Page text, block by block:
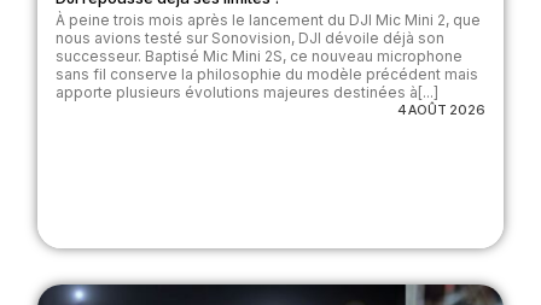
À peine trois mois après le lancement du DJI Mic Mini 2, que
nous avions testé sur Sonovision, DJI dévoile déjà son
successeur. Baptisé Mic Mini 2S, ce nouveau microphone
sans fil conserve la philosophie du modèle précédent mais
apporte plusieurs évolutions majeures destinées à[...]
4 AOÛT 2026